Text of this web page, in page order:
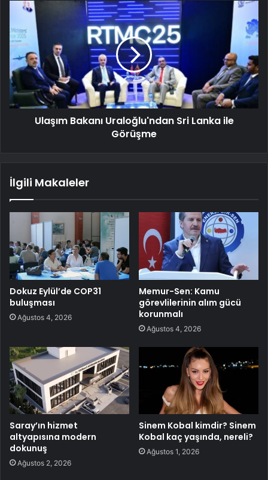
Ulaşım Bakanı Uraloğlu'ndan Sri Lanka ile
Görüşme
İlgili Makaleler
Dokuz Eylül’de COP31
buluşması
Ağustos 4, 2026
Memur-Sen: Kamu
görevlilerinin alım gücü
korunmalı
Ağustos 4, 2026
Saray’ın hizmet
altyapısına modern
dokunuş
Ağustos 2, 2026
Sinem Kobal kimdir? Sinem
Kobal kaç yaşında, nereli?
Ağustos 1, 2026